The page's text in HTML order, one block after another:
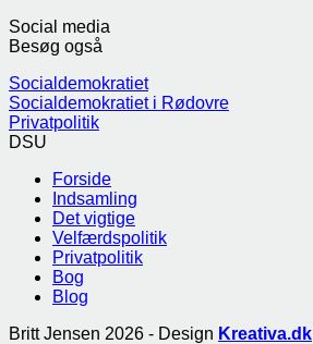
Social media
Besøg også
Socialdemokratiet
Socialdemokratiet i Rødovre
Privatpolitik
DSU
Forside
Indsamling
Det vigtige
Velfærdspolitik
Privatpolitik
Bog
Blog
Britt Jensen 2026 - Design Kreativa.dk